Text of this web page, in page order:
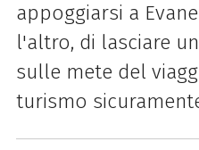
appoggiarsi a
l'altro, di lasciare
sulle mete del
turismo